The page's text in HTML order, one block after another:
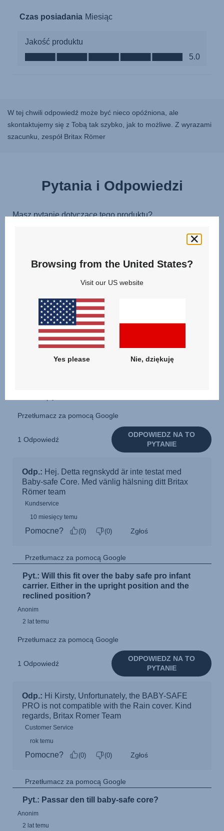
W tej chwili odpowiedź może być nieco opóźniona, ale
skontaktujemy się z Tobą tak szybko, jak to możliwe. Z wyrazami
szacunku, zespół Britax Römer
Pytania i Odpowiedzi
Browsing from the United States?
Visit our US website
Yes please Nie, dziękuję